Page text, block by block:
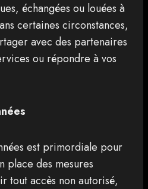
échangées ou louées à
certaines circonstances,
avec des partenaires
ou répondre à vos
est primordiale pour
place des mesures
tout accès non autorisé,